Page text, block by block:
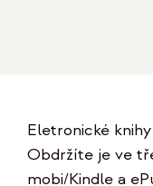
Eletronické
Obdržíte je ve
mobi/Kindle a